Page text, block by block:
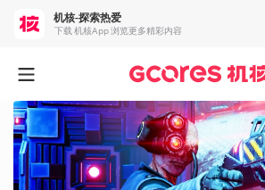
机核-探索热爱
下载 机核App 浏览更多精彩内容